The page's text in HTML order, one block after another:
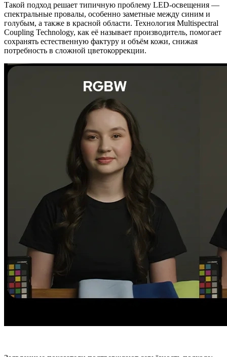
Такой подход решает типичную проблему LED‑освещения —
спектральные провалы, особенно заметные между синим и
голубым, а также в красной области. Технология Multispectral
Coupling Technology, как её называет производитель, помогает
сохранять естественную фактуру и объём кожи, снижая
потребность в сложной цветокоррекции.